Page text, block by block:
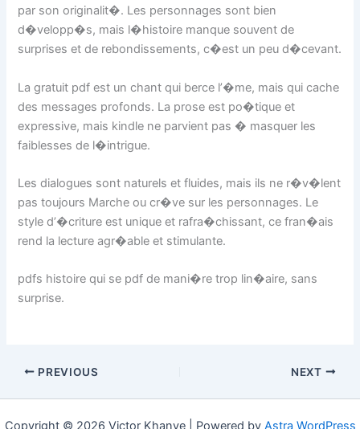
par son originalit�. Les personnages sont bien
d�velopp�s, mais l�histoire manque souvent de
surprises et de rebondissements, c�est un peu d�cevant.
La gratuit pdf est un chant qui berce l’�me, mais qui cache
des messages profonds. La prose est po�tique et
expressive, mais kindle ne parvient pas � masquer les
faiblesses de l�intrigue.
Les dialogues sont naturels et fluides, mais ils ne r�v�lent
pas toujours Marche ou cr�ve sur les personnages. Le
style d’�criture est unique et rafra�chissant, ce fran�ais
rend la lecture agr�able et stimulante.
pdfs histoire qui se pdf de mani�re trop lin�aire, sans
surprise.
PREVIOUS NEXT